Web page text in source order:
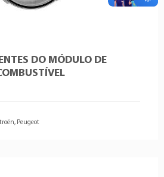
DO MÓDULO DE
Peugeot